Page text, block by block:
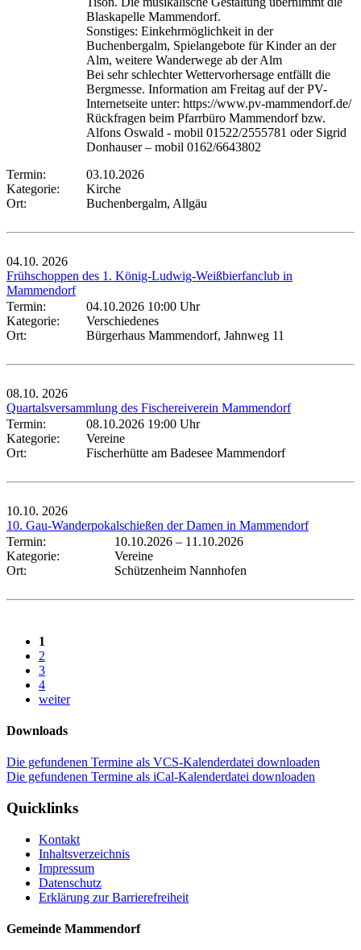
Blaskapelle Mammendorf.
Sonstiges: Einkehrmöglichkeit in der
Buchenbergalm, Spielangebote für Kinder an der
Alm, weitere Wanderwege ab der Alm
Bei sehr schlechter Wettervorhersage entfällt die
Bergmesse. Information am Freitag auf der PV-
Internetseite unter: https://www.pv-mammendorf.de/
Rückfragen beim Pfarrbüro Mammendorf bzw.
Alfons Oswald - mobil 01522/2555781 oder Sigrid
Donhauser – mobil 0162/6643802
Termin:
03.10.2026
Kategorie:
Kirche
Ort:
Buchenbergalm, Allgäu
04.10. 2026
Frühschoppen des 1. König-Ludwig-Weißbierfanclub in
Mammendorf
Termin:
04.10.2026 10:00 Uhr
Kategorie:
Verschiedenes
Ort:
Bürgerhaus Mammendorf, Jahnweg 11
08.10. 2026
Quartalsversammlung des Fischereiverein Mammendorf
Termin:
08.10.2026 19:00 Uhr
Kategorie:
Vereine
Ort:
Fischerhütte am Badesee Mammendorf
10.10. 2026
10. Gau-Wanderpokalschießen der Damen in Mammendorf
Termin:
10.10.2026 – 11.10.2026
Kategorie:
Vereine
Ort:
Schützenheim Nannhofen
1
2
3
4
weiter
Downloads
Die gefundenen Termine als VCS-Kalenderdatei downloaden
Die gefundenen Termine als iCal-Kalenderdatei downloaden
Quicklinks
Kontakt
Inhaltsverzeichnis
Impressum
Datenschutz
Erklärung zur Barrierefreiheit
Gemeinde Mammendorf